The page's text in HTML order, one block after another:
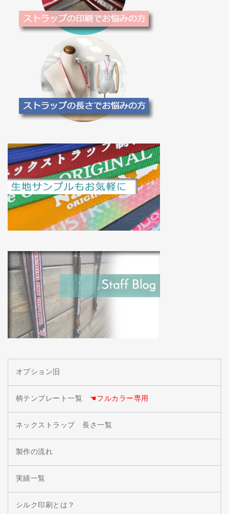
オプション旧
柄テンプレート一覧 ☚フルカラー専用
ネックストラップ 長さ一覧
製作の流れ
実績一覧
シルク印刷とは？